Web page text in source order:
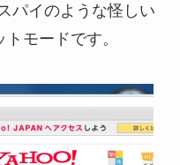
パイのような怪しい
モードです。